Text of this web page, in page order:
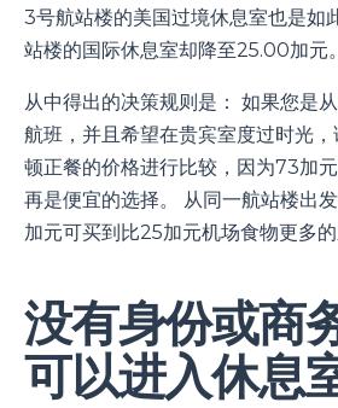
3号航站楼的美国过境休息室也是如
站楼的国际休息室却降至25.00加元。
从中得出的决策规则是： 如果您是
航班，并且希望在贵宾室度过时光
顿正餐的价格进行比较，因为73加
再是便宜的选择。 从同一航站楼出
加元可买到比25加元机场食物更多的
没有身份或商
可以进入休息